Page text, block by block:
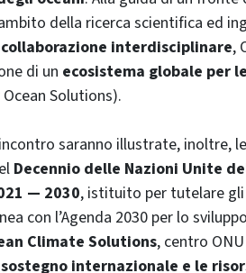
della ricerca scientifica ed
collaborazione interdisciplinare,
di un ecosistema globale per
Solutions).
saranno illustrate, inoltre,
Decennio delle Nazioni Unite
— 2030, istituito per tutelare gli
con l’Agenda 2030 per lo
Climate Solutions, centro
internazionale e le